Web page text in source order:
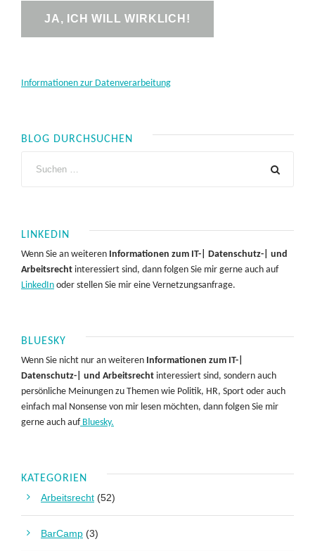
Informationen zur Datenverarbeitung
BLOG DURCHSUCHEN
LINKEDIN
Wenn Sie an weiteren Informationen zum IT-| Datenschutz-| und
Arbeitsrecht interessiert sind, dann folgen Sie mir gerne auch auf
LinkedIn oder stellen Sie mir eine Vernetzungsanfrage.
BLUESKY
Wenn Sie nicht nur an weiteren Informationen zum IT-|
Datenschutz-| und Arbeitsrecht interessiert sind, sondern auch
persönliche Meinungen zu Themen wie Politik, HR, Sport oder auch
einfach mal Nonsense von mir lesen möchten, dann folgen Sie mir
gerne auch aufBluesky.
KATEGORIEN
Arbeitsrecht (52)
BarCamp (3)